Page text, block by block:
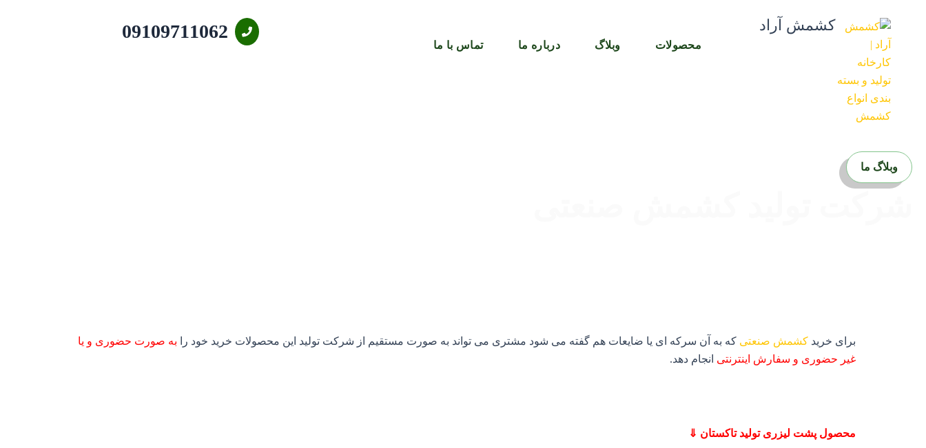
کشمش آراد
محصولات وبلاگ درباره ما تماس با ما
09109711062
وبلاگ ما
برای خرید کشمش صنعتی که به آن سرکه ای یا ضایعات هم گفته می شود مشتری می تواند به صورت مستقیم از شرکت تولید این محصولات خرید خود را به صورت حضوری و یا
غیر حضوری و سفارش اینترنتی انجام دهد.
محصول پشت لیزری تولید تاکستان ⇓